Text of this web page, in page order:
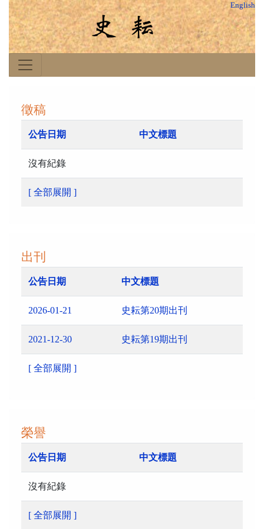
English
徵稿
公告日期 中文標題
沒有紀錄
[ 全部展開 ]
出刊
公告日期 中文標題
2026-01-21 史耘第20期出刊
2021-12-30 史耘第19期出刊
[ 全部展開 ]
榮譽
公告日期 中文標題
沒有紀錄
[ 全部展開 ]